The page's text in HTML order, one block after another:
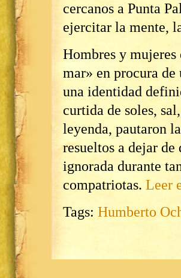
cercanos a Punta
ejercitar la mente,
Hombres y mujeres
mar» en procura
una identidad
curtida de soles,
leyenda, pautaron
resueltos a dejar de
ignorada durante
compatriotas. Leer
Tags: Humberto